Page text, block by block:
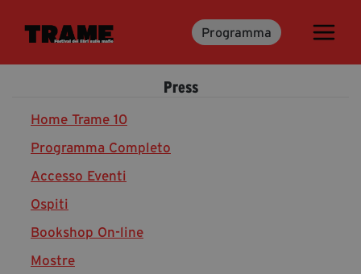
Programma
Trame.15
Libri | Trame.15
Media & Press
News & Kit
Accrediti Stampa | Trame.15
Cartella Stampa
Press
Home Trame 10
Programma Completo
Accesso Eventi
Ospiti
Bookshop On-line
Mostre